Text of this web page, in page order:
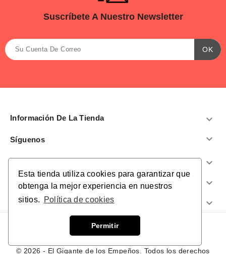
Esta tienda utiliza cookies para garantizar que
obtenga la mejor experiencia en nuestros
sitios.
Política de cookies
Permitir
Suscríbete A Nuestro Newsletter
Información De La Tienda 
Síguenos 
Productos 
Nuestra Empresa 
¿Te Ayudamos? 
© 2026 - El Gigante de los Empeños. Todos los derechos